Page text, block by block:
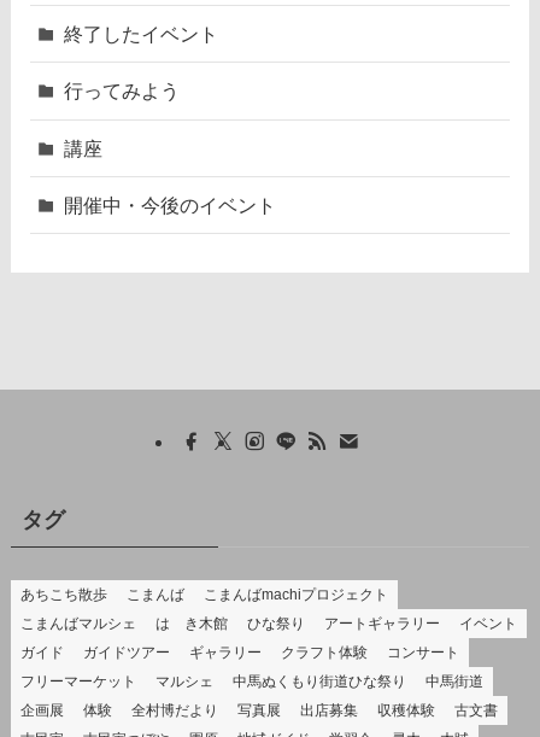
終了したイベント
行ってみよう
講座
開催中・今後のイベント
タグ
あちこち散歩 こまんば
こまんばmachiプロジェクト
こまんばマルシェ
はゝき木館 ひな祭り アートギャラリー
イベント
ガイド
ガイドツアー ギャラリー クラフト体験
コンサート
フリーマーケット
マルシェ 中馬ぬくもり街道ひな祭り
中馬街道
企画展
体験 全村博だより 写真展 出店募集 収穫体験
古文書